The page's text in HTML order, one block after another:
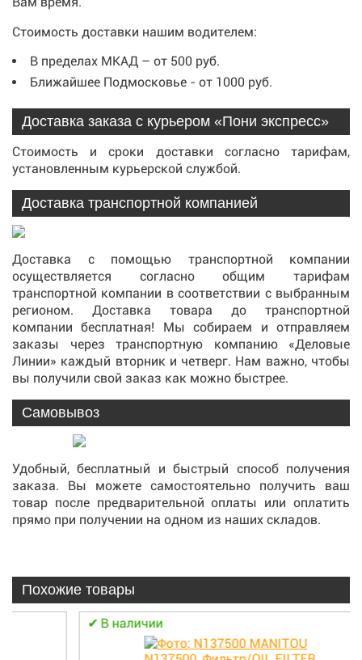
Стоимость доставки нашим водителем:
В пределах МКАД – от 500 руб.
Ближайшее Подмосковье - от 1000 руб.
Доставка заказа с курьером «Пони экспресс»
Стоимость и сроки доставки согласно тарифам,
установленным курьерской службой.
Доставка транспортной компанией
Доставка с помощью транспортной компании
осуществляется согласно общим тарифам
транспортной компании в соответствии с выбранным
регионом. Доставка товара до транспортной
компании бесплатная! Мы собираем и отправляем
заказы через транспортную компанию «Деловые
Линии» каждый вторник и четверг. Нам важно, чтобы
вы получили свой заказ как можно быстрее.
Самовывоз
Удобный, бесплатный и быстрый способ получения
заказа. Вы можете самостоятельно получить ваш
товар после предварительной оплаты или оплатить
прямо при получении на одном из наших складов.
Похожие товары
В наличии